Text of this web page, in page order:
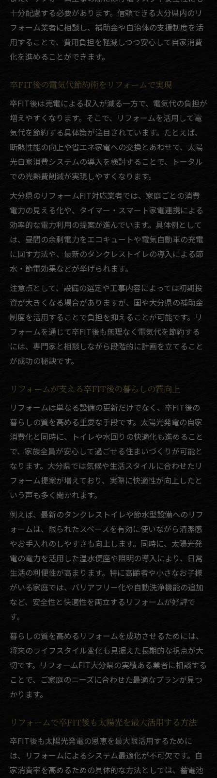
十分配慮する必要があります。信頼できる大分県内のリ
フォーム業者に相談し、補助金や自治体の支援制度を活
用することで、費用負担を軽減しつつ安心して自家消費
化を進めることができます。
卒FIT後の電気代節約術をリフォームで実現
卒FIT後は売電による収入が減る一方で、電気代の負担が
増えやすくなります。そこで、リフォームを活用して電
気代を節約する具体策が注目されています。たとえば、
断熱性能の向上や省エネ家電への交換とあわせて、太陽
光自家消費システムの導入を検討することで、トータル
での光熱費削減が実現しやすくなります。
大分県のリフォームFIT対応業者では、家庭ごとの消費
電力の見える化や、タイマー・スマート家電連携による
効率的な電力利用の提案が進んでいます。具体例として
は、昼間の余剰電力をエコキュートや電気自動車の充電
に回す方法や、最新のタンクレストイレの導入による節
水・節電効果などが挙げられます。
注意点として、設備の選定や工事内容によっては初期投
資が大きくなる場合がありますが、国や大分県の補助金
制度を活用することで負担を抑えることが可能です。リ
フォームを通じて卒FIT後も無理なく電気代を節約する
には、専門家と相談しながら段階的に計画を立てること
が成功の秘訣です。
リフォームが支える卒FIT後の暮らしの質向上
リフォームは単なる設備の更新だけでなく、卒FIT後の
暮らしの質を高める重要な手段です。太陽光発電の自家
消費化と同時に、トイレや水回りの快適化も進めること
で、家族全員が安心して過ごせる住まいづくりが可能と
なります。大分県では気候や生活スタイルに合わせたリ
フォーム提案が増えており、実際に快適性が向上したと
いう声も多く聞かれます。
例えば、最新のタンクレストイレや節水型設備へのリフ
ォームは、限られたスペースを有効に使いながら清潔感
やお手入れのしやすさも向上します。同時に、太陽光発
電の電力を活用した温水便座や照明の導入により、日常
生活の利便性が高まります。特に高齢者や小さなお子様
がいる家庭では、バリアフリー化や自動洗浄機能の追加
など、安全性と快適性を両立するリフォームが好評で
す。
暮らしの質を高めるリフォームを成功させるためには、
将来のライフスタイル変化も見据えた長期的な視点が大
切です。リフォームFIT大分県の実績ある業者に相談する
ことで、ご家庭のニーズに合わせた最適なプランが見つ
かります。
リフォームで卒FIT後も太陽光を最大活用する方法
卒FIT後も太陽光発電の恩恵を最大限活用するために
は、リフォームによるシステム最適化が不可欠です。自
家消費率を高めるための具体的な方法としては、蓄電池